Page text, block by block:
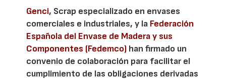
Genci, Scrap especializado en envases
comerciales e industriales, y la Federación
Española del Envase de Madera y sus
Componentes (Fedemco) han firmado un
convenio de colaboración para facilitar el
cumplimiento de las obligaciones derivadas